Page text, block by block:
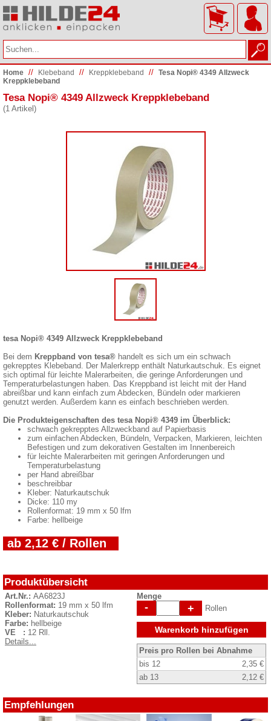
Home // Klebeband // Kreppklebeband // Tesa Nopi® 4349 Allzweck
Kreppklebeband
Tesa Nopi® 4349 Allzweck Kreppklebeband
(1 Artikel)
tesa Nopi® 4349 Allzweck Kreppklebeband
Bei dem Kreppband von tesa® handelt es sich um ein schwach
gekrepptes Klebeband. Der Malerkrepp enthält Naturkautschuk. Es eignet
sich optimal für leichte Malerarbeiten, die geringe Anforderungen und
Temperaturbelastungen haben. Das Kreppband ist leicht mit der Hand
abreißbar und kann einfach zum Abdecken, Bündeln oder markieren
genutzt werden. Außerdem kann es einfach beschrieben werden.
Die Produkteigenschaften des tesa Nopi® 4349 im Überblick:
schwach gekrepptes Allzweckband auf Papierbasis
zum einfachen Abdecken, Bündeln, Verpacken, Markieren, leichten
Befestigen und zum dekorativen Gestalten im Innenbereich
für leichte Malerarbeiten mit geringen Anforderungen und
Temperaturbelastung
per Hand abreißbar
beschreibbar
Kleber: Naturkautschuk
Dicke: 110 my
Rollenformat: 19 mm x 50 lfm
Farbe: hellbeige
ab 2,12 € / Rollen
Produktübersicht
Art.Nr.: AA6823J
Rollenformat: 19 mm x 50 lfm
Kleber: Naturkautschuk
Farbe: hellbeige
VE : 12 Rll.
Details...
Menge
- + Rollen
Warenkorb hinzufügen
Preis pro Rollen bei Abnahme
bis 12
2,35 €
ab 13
2,12 €
Empfehlungen